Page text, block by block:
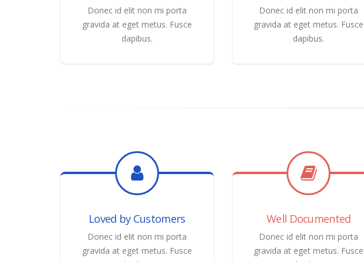
Donec id elit non mi porta
gravida at eget metus. Fusce
dapibus.
Donec id elit non mi porta
gravida at eget metus. Fusce
dapibus.
Loved by Customers
Donec id elit non mi porta
gravida at eget metus. Fusce
Well Documented
Donec id elit non mi porta
gravida at eget metus. Fusce